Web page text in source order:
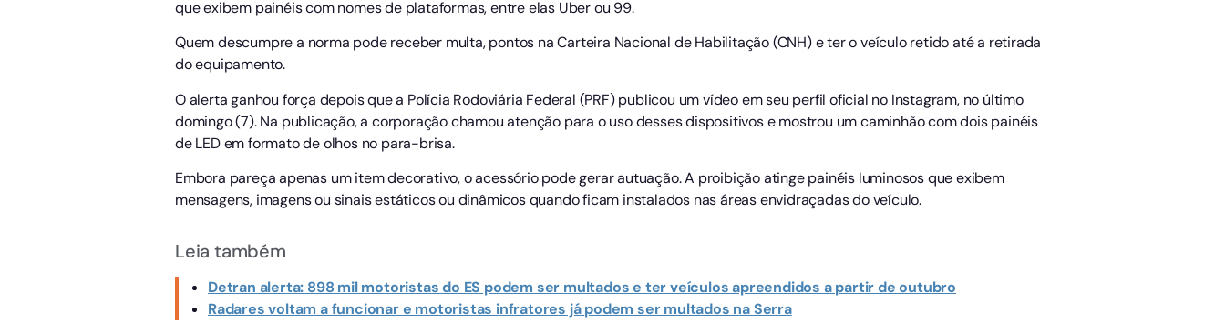
que exibem painéis com nomes de plataformas, entre elas Uber ou 99.
Quem descumpre a norma pode receber multa, pontos na Carteira Nacional de Habilitação (CNH) e ter o veículo retido até a retirada
do equipamento.
O alerta ganhou força depois que a Polícia Rodoviária Federal (PRF) publicou um vídeo em seu perfil oficial no Instagram, no último
domingo (7). Na publicação, a corporação chamou atenção para o uso desses dispositivos e mostrou um caminhão com dois painéis
de LED em formato de olhos no para-brisa.
Embora pareça apenas um item decorativo, o acessório pode gerar autuação. A proibição atinge painéis luminosos que exibem
mensagens, imagens ou sinais estáticos ou dinâmicos quando ficam instalados nas áreas envidraçadas do veículo.
Leia também
Detran alerta: 898 mil motoristas do ES podem ser multados e ter veículos apreendidos a partir de outubro
Radares voltam a funcionar e motoristas infratores já podem ser multados na Serra